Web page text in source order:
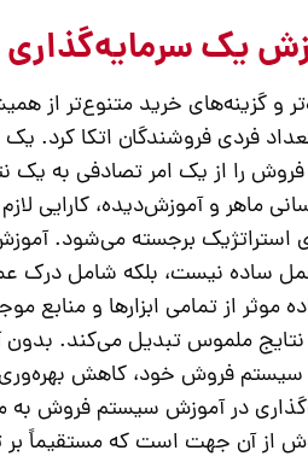
یک
و گزینه‌های خرید متنوع‌تر از
فردی فروشندگان اتکا کرد.
را از یک امر تصادفی به
ماهر و آموزش‌دیده، کارایی
استراتژیک برجسته می‌شود.
ساده نیست، بلکه شامل درک
موثر از تمامی ابزارها و منابع
نتایج ملموس تبدیل می‌کند. بدون
سیستم فروش خود، کاهش
درآموزش سیستم فروش به
از آن جهت است که مستقیماً بر